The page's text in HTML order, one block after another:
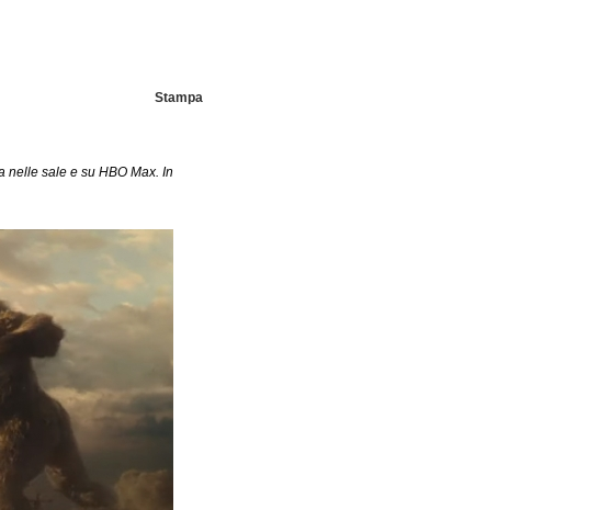
Stampa
nelle sale e su HBO Max. In